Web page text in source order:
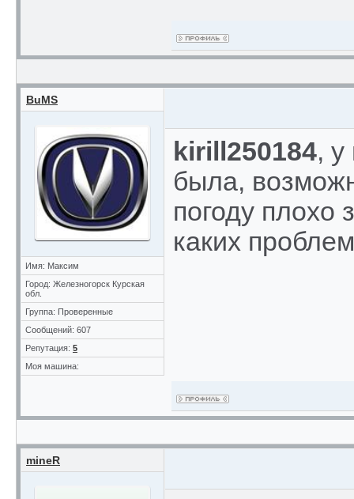
BuMS
Имя: Максим
Город: Железногорск Курская
обл.
Группа: Проверенные
Сообщений: 607
Репутация: 5
Моя машина:
kirill250184,
была,
погоду плохо
каких
mineR